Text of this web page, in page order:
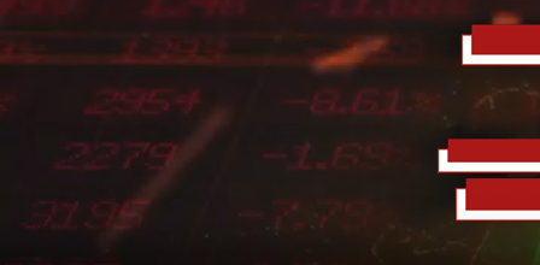
'삼전닉스' 숨고르기…코스닥은 6%대 급등
'삼전닉스' 숨고르기…코스닥은 6%대 급등
오늘장 뭐사지?
[오후5시] 뉴스플러스
온로드 (ON ROAD) 인사이트
부동산
미네르바아카데미 증권 데이터